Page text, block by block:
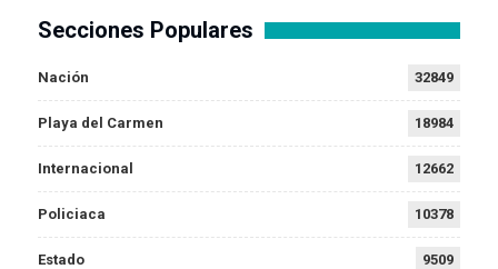
Secciones Populares
Nación 32849
Playa del Carmen 18984
Internacional 12662
Policiaca 10378
Estado 9509